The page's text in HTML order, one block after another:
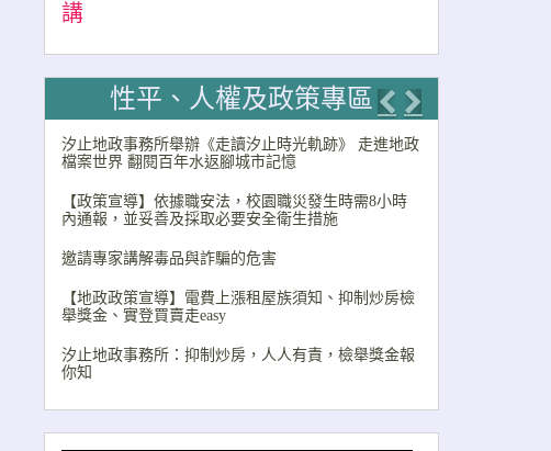
講
性平、人權及政策專區
Previous
Next
汐止地政事務所舉辦《走讀汐止時光軌跡》 走進地政
檔案世界 翻閱百年水返腳城市記憶
【政策宣導】依據職安法，校園職災發生時需8小時
內通報，並妥善及採取必要安全衛生措施
邀請專家講解毒品與詐騙的危害
【地政政策宣導】電費上漲租屋族須知、抑制炒房檢
舉獎金、實登買賣走easy
汐止地政事務所：抑制炒房，人人有責，檢舉獎金報
你知